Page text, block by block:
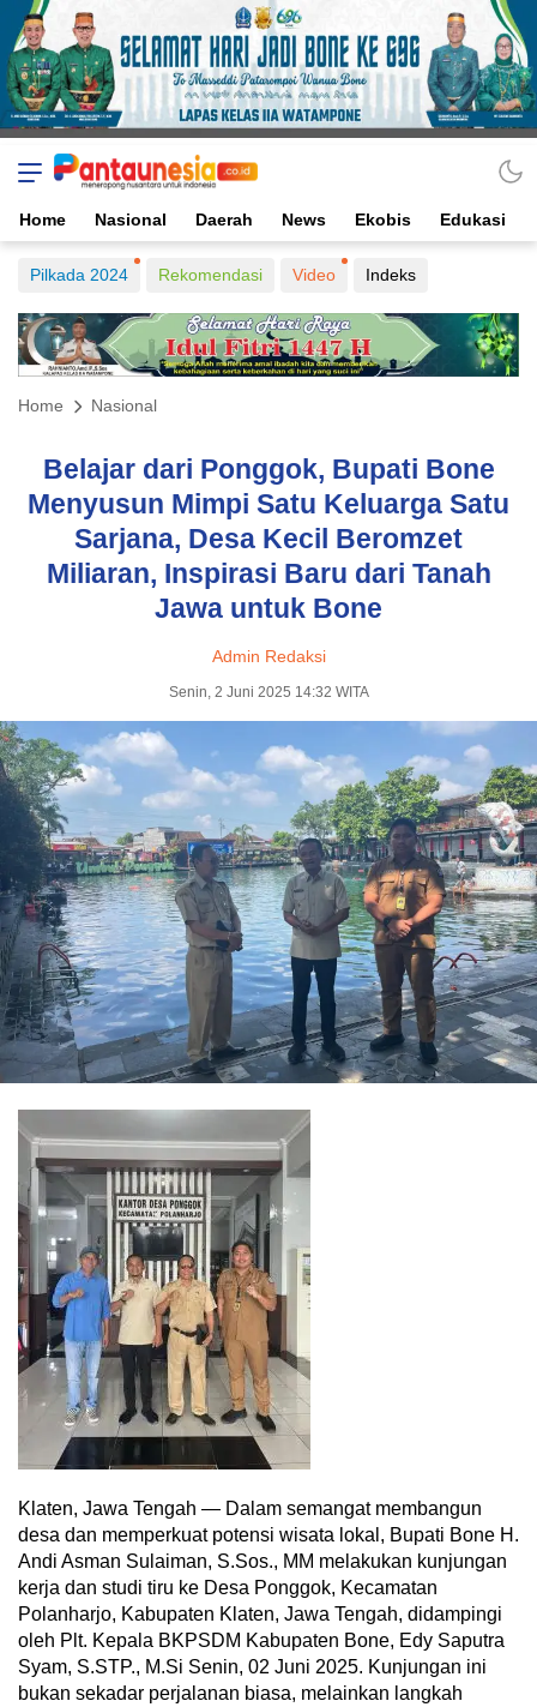
Home Nasional Daerah News Ekobis Edukasi
Pilkada 2024 Rekomendasi Video Indeks
Home Nasional
Belajar dari Ponggok, Bupati Bone
Menyusun Mimpi Satu Keluarga Satu
Sarjana, Desa Kecil Beromzet
Miliaran, Inspirasi Baru dari Tanah
Jawa untuk Bone
Admin Redaksi
Senin, 2 Juni 2025 14:32 WITA
Klaten, Jawa Tengah — Dalam semangat membangun
desa dan memperkuat potensi wisata lokal, Bupati Bone H.
Andi Asman Sulaiman, S.Sos., MM melakukan kunjungan
kerja dan studi tiru ke Desa Ponggok, Kecamatan
Polanharjo, Kabupaten Klaten, Jawa Tengah, didampingi
oleh Plt. Kepala BKPSDM Kabupaten Bone, Edy Saputra
Syam, S.STP., M.Si Senin, 02 Juni 2025. Kunjungan ini
bukan sekadar perjalanan biasa, melainkan langkah